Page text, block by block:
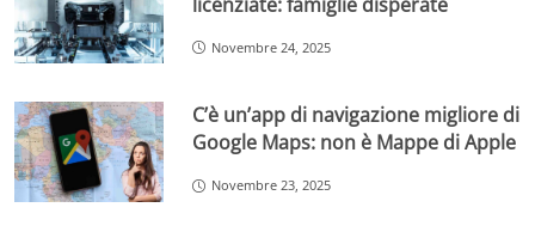
Novembre 24, 2025
C’è un’app di navigazione migliore di
Google Maps: non è Mappe di Apple
Novembre 23, 2025